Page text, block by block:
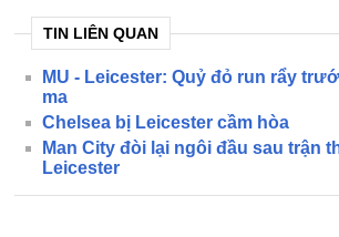
TIN LIÊN QUAN
MU - Leicester: Quỷ đỏ run rẩy
ma
Chelsea bị Leicester cầm hòa
Man City đòi lại ngôi đầu sau trận
Leicester